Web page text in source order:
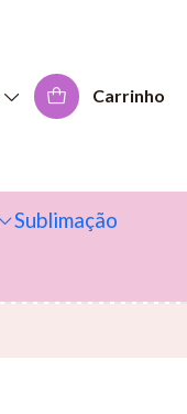
Carrinho
Sublimação